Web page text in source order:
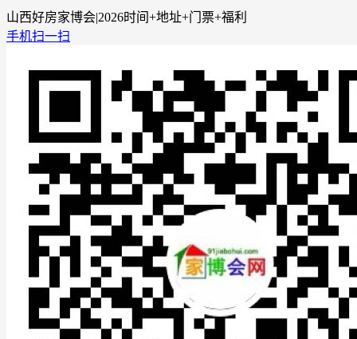
山西好房家博会|2026时间+地址+门票+福利
手机扫一扫